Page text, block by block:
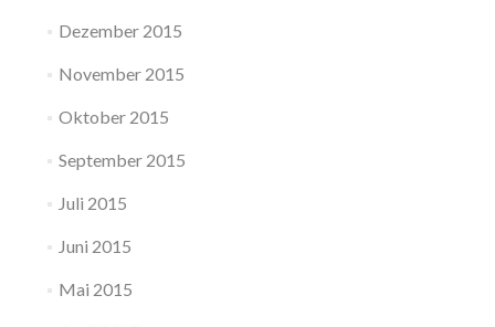
Dezember 2015
November 2015
Oktober 2015
September 2015
Juli 2015
Juni 2015
Mai 2015